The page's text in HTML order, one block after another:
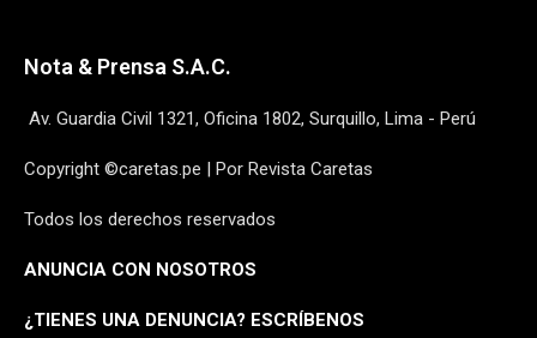
Nota & Prensa S.A.C.
Av. Guardia Civil 1321, Oficina 1802, Surquillo, Lima - Perú
Copyright ©caretas.pe | Por Revista Caretas
Todos los derechos reservados
ANUNCIA CON NOSOTROS
¿TIENES UNA DENUNCIA? ESCRÍBENOS